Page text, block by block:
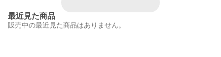
最近見た商品
販売中の最近見た商品はありません。